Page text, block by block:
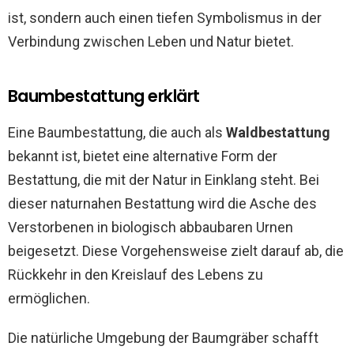
ist, sondern auch einen tiefen Symbolismus in der
Verbindung zwischen Leben und Natur bietet.
Baumbestattung erklärt
Eine Baumbestattung, die auch als Waldbestattung
bekannt ist, bietet eine alternative Form der
Bestattung, die mit der Natur in Einklang steht. Bei
dieser naturnahen Bestattung wird die Asche des
Verstorbenen in biologisch abbaubaren Urnen
beigesetzt. Diese Vorgehensweise zielt darauf ab, die
Rückkehr in den Kreislauf des Lebens zu
ermöglichen.
Die natürliche Umgebung der Baumgräber schafft